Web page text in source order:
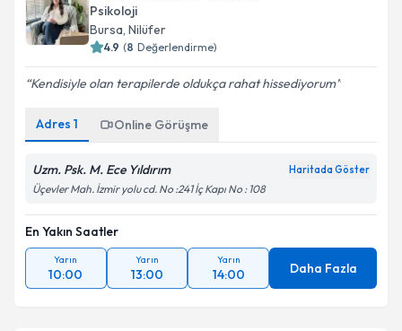
Psikoloji
Bursa, Nilüfer
4.9 (8 Değerlendirme)
Kendisiyle olan terapilerde oldukça rahat hissediyorum
Adres 1 Online Görüşme
Uzm. Psk. M. Ece Yıldırım Haritada Göster
Üçevler Mah. İzmir yolu cd. No :241 İç Kapı No : 108
En Yakın Saatler
Yarın
10:00
Yarın
13:00
Yarın
14:00 Daha Fazla